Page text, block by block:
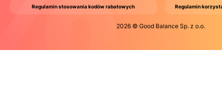
Regulamin stosowania kodów rabatowych Regulamin
2026 © Good Balance Sp. z o.o.